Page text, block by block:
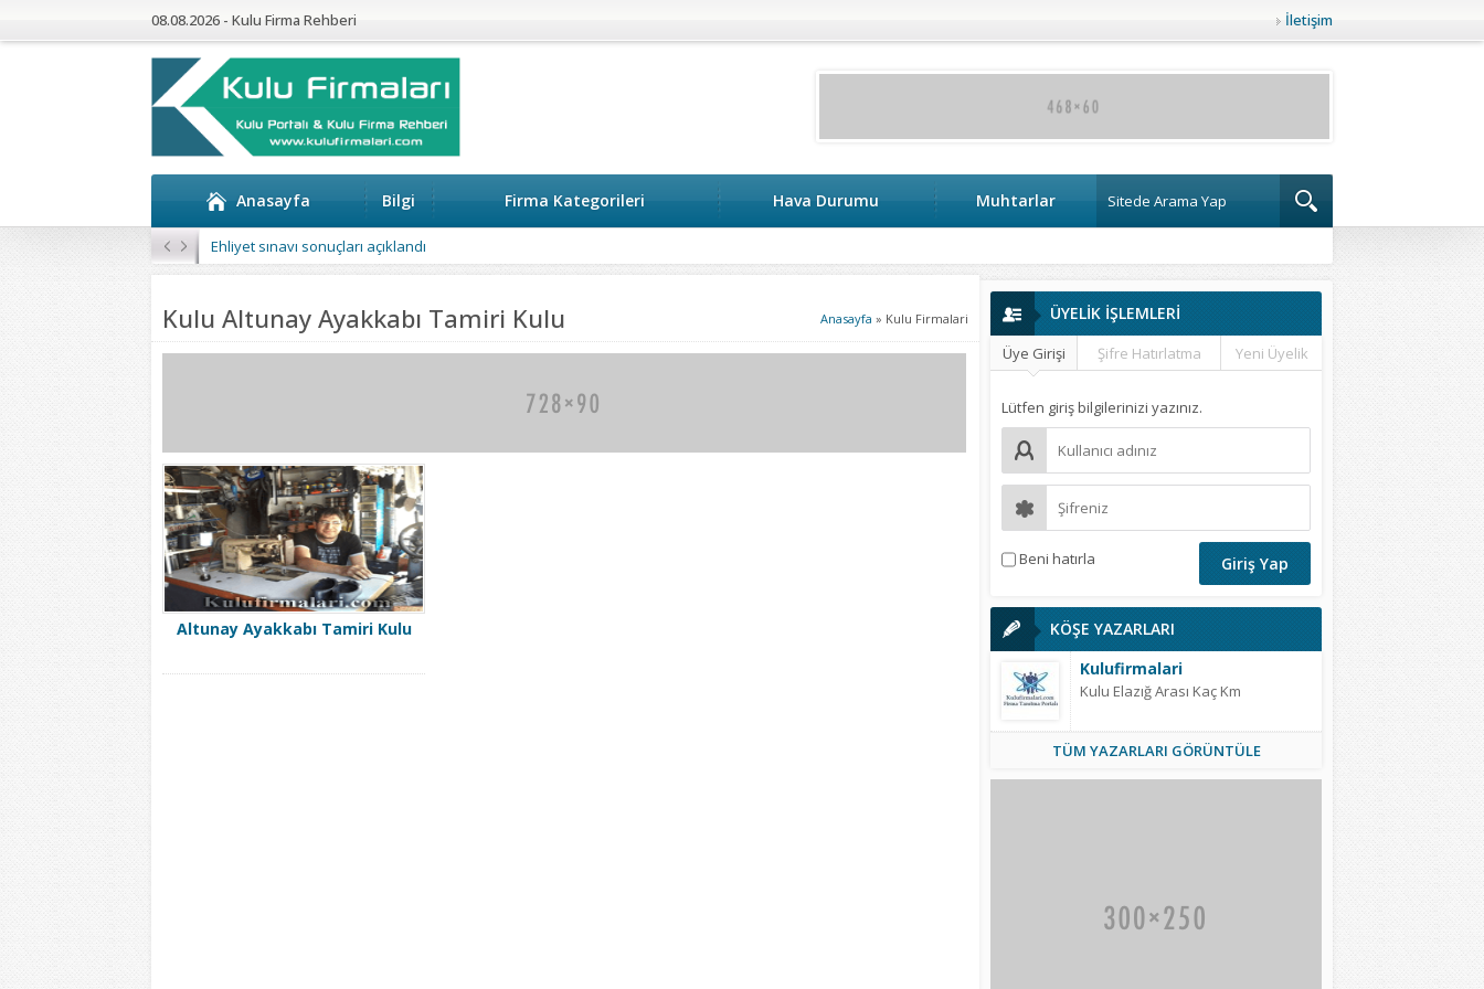
08.08.2026 - Kulu Firma Rehberi İletişim
Anasayfa Bilgi Firma Kategorileri Hava Durumu Muhtarlar
Ehliyet sınavı sonuçları açıklandı
Anasayfa » Kulu Firmalari
Kulu Altunay Ayakkabı Tamiri Kulu
Altunay Ayakkabı Tamiri Kulu
ÜYELİK İŞLEMLERİ
Üye Girişi Şifre Hatırlatma Yeni Üyelik
Lütfen giriş bilgilerinizi yazınız.
Beni hatırla
KÖŞE YAZARLARI
Kulufirmalari
Kulu Elazığ Arası Kaç Km
TÜM YAZARLARI GÖRÜNTÜLE